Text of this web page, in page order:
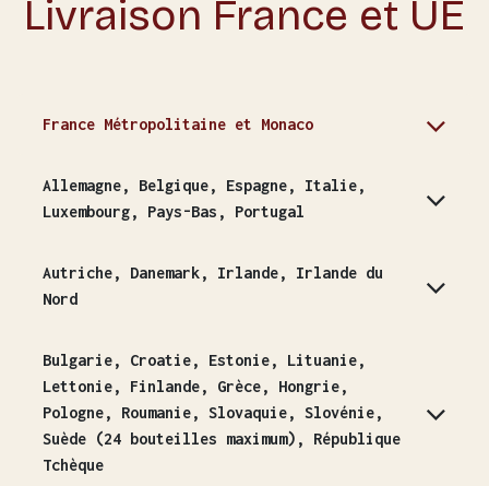
Livraison France et UE
France Métropolitaine et Monaco
Allemagne, Belgique, Espagne, Italie,
Luxembourg, Pays-Bas, Portugal
Autriche, Danemark, Irlande, Irlande du
Nord
Bulgarie, Croatie, Estonie, Lituanie,
Lettonie, Finlande, Grèce, Hongrie,
Pologne, Roumanie, Slovaquie, Slovénie,
Suède (24 bouteilles maximum), République
Tchèque